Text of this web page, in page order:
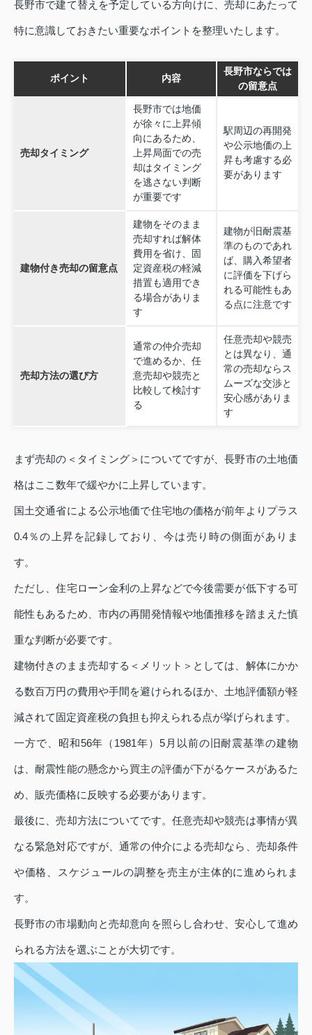
長野市で建て替えを予定している方向けに、売却にあたって
特に意識しておきたい重要なポイントを整理いたします。
ポイント 内容
長野市ならでは
の留意点
売却タイミング
長野市では地価
が徐々に上昇傾
向にあるため、
上昇局面での売
却はタイミング
を逃さない判断
が重要です
駅周辺の再開発
や公示地価の上
昇も考慮する必
要があります
建物付き売却の留意点
建物をそのまま
売却すれば解体
費用を省け、固
定資産税の軽減
措置も適用でき
る場合がありま
す
建物が旧耐震基
準のものであれ
ば、購入希望者
に評価を下げら
れる可能性もあ
る点に注意です
売却方法の選び方
通常の仲介売却
で進めるか、任
意売却や競売と
比較して検討す
る
任意売却や競売
とは異なり、通
常の売却ならス
ムーズな交渉と
安心感がありま
す
まず売却の＜タイミング＞についてですが、長野市の土地価
格はここ数年で緩やかに上昇しています。
国土交通省による公示地価で住宅地の価格が前年よりプラス
0.4％の上昇を記録しており、今は売り時の側面がありま
す。
ただし、住宅ローン金利の上昇などで今後需要が低下する可
能性もあるため、市内の再開発情報や地価推移を踏まえた慎
重な判断が必要です。
建物付きのまま売却する＜メリット＞としては、解体にかか
る数百万円の費用や手間を避けられるほか、土地評価額が軽
減されて固定資産税の負担も抑えられる点が挙げられます。
一方で、昭和56年（1981年）5月以前の旧耐震基準の建物
は、耐震性能の懸念から買主の評価が下がるケースがあるた
め、販売価格に反映する必要があります。
最後に、売却方法についてです。任意売却や競売は事情が異
なる緊急対応ですが、通常の仲介による売却なら、売却条件
や価格、スケジュールの調整を売主が主体的に進められま
す。
長野市の市場動向と売却意向を照らし合わせ、安心して進め
られる方法を選ぶことが大切です。